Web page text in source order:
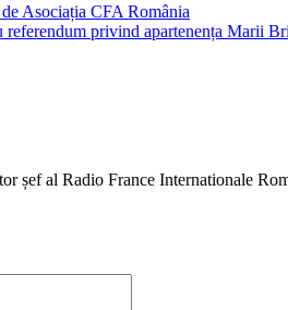
Asociația CFA România
referendum privind apartenența Marii
șef al Radio France Internationale